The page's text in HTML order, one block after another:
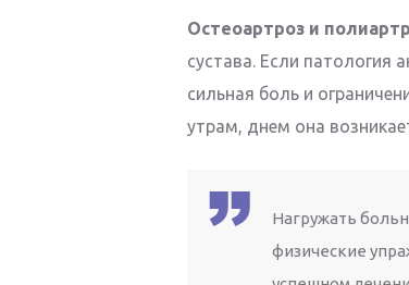
Остеоартроз и
сустава. Если патология
сильная боль и
утрам, днем она
Нагружать
физические